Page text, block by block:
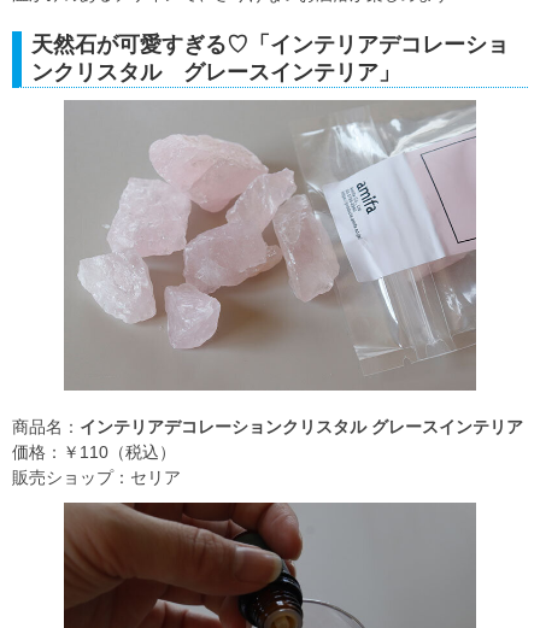
天然石が可愛すぎる♡「インテリアデコレーショ
ンクリスタル グレースインテリア」
商品名： インテリアデコレーションクリスタル グレースインテリア
価格：￥110（税込）
販売ショップ：セリア